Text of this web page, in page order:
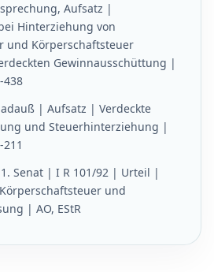
Aufsatz |
Hinterziehung von
und Körperschaftsteuer
Gewinnausschüttung |
438
| Aufsatz | Verdeckte
und Steuerhinterziehung |
Senat | I R 101/92 | Urteil |
und
| AO, EStR